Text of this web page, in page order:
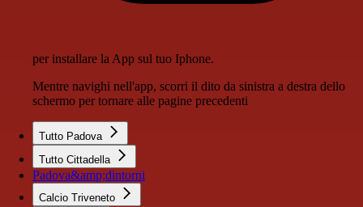
per installare la App sul tuo Iphone.
Mentre navighi nell'app, scorri il dito da sinistra a destra dello
schermo per tornare alle pagine precedenti
Tutto Padova
Tutto Cittadella
Padova&amp;dintorni
Calcio Triveneto